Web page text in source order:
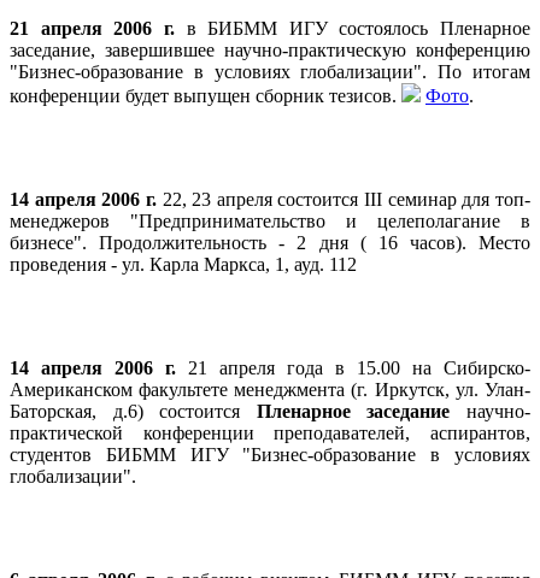
21 апреля 2006 г.в БИБММ ИГУ состоялось Пленарное
заседание, завершившее научно-практическую конференцию
"Бизнес-образование в условиях глобализации". По итогам
конференции будет выпущен сборник тезисов.
Фото.
14 апреля 2006 г. 22, 23 апреля состоится III семинар для топ-
менеджеров "Предпринимательство и целеполагание в
бизнесе". Продолжительность - 2 дня ( 16 часов). Место
проведения - ул. Карла Маркса, 1, ауд. 112
14 апреля 2006 г. 21 апреля года в 15.00 на Сибирско-
Американском факультете менеджмента (г. Иркутск, ул. Улан-
Баторская, д.6) состоится Пленарное заседаниенаучно-
практической конференции преподавателей, аспирантов,
студентов БИБММ ИГУ "Бизнес-образование в условиях
глобализации".